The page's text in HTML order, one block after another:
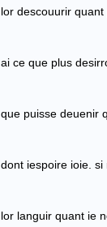
lor
ai ce que plus
que puisse
dont iespoire
lor languir